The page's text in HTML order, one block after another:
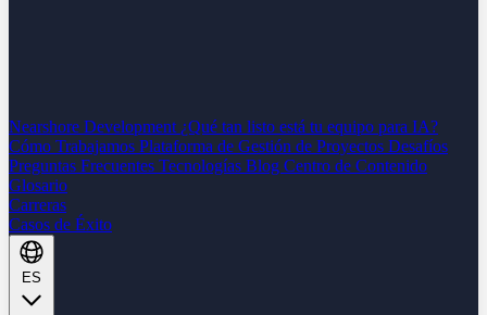
Nearshore Development ¿Qué tan listo está tu equipo para IA?
Cómo Trabajamos Plataforma de Gestión de Proyectos Desafíos
Preguntas Frecuentes Tecnologías Blog Centro de Contenido
Glosario
Carreras
Casos de Éxito